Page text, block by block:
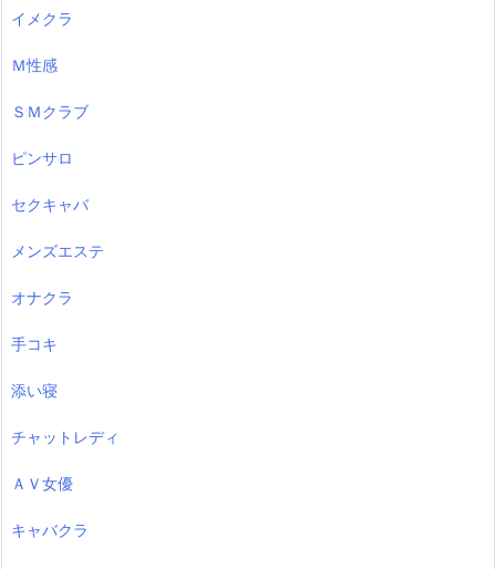
イメクラ
Ｍ性感
ＳＭクラブ
ピンサロ
セクキャバ
メンズエステ
オナクラ
手コキ
添い寝
チャットレディ
ＡＶ女優
キャバクラ